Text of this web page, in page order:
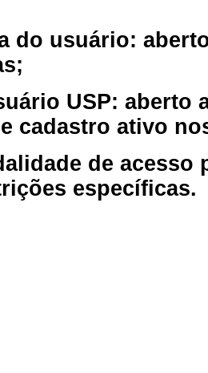
do usuário:
USP: aberto
cadastro ativo
de
específicas.